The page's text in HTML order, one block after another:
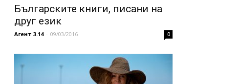
Българските книги, писани на
друг език
Агент 3.14 - 09/03/2016 0